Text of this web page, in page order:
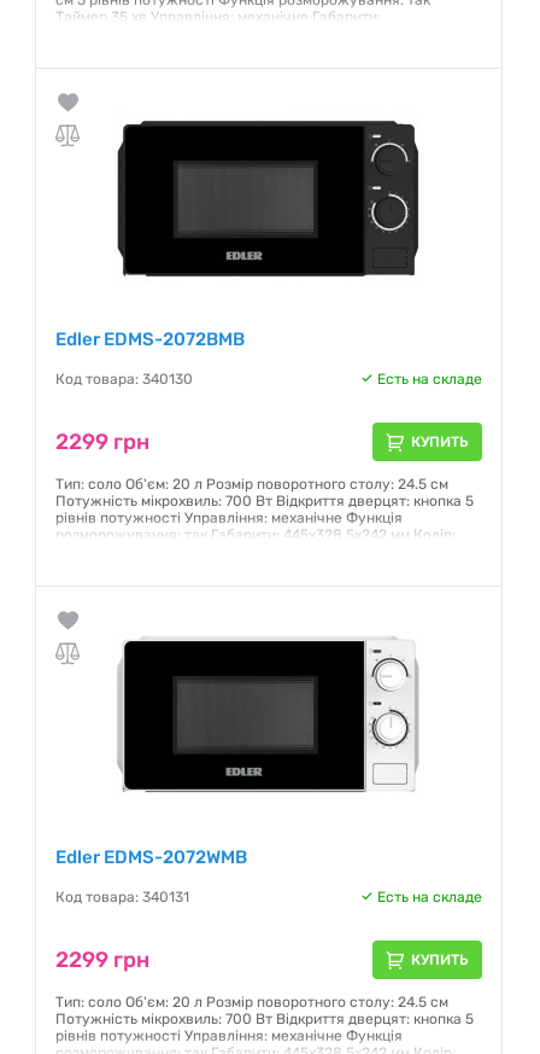
Таймер 35 хв Управління: механічне Габарити:
Гарантия:12 месяцев
Edler EDMS-2072BMB
Код товара: 340130 Есть на складе
2299 грн КУПИТЬ
Тип: соло Об'єм: 20 л Розмір поворотного столу: 24.5 см
Потужність мікрохвиль: 700 Вт Відкриття дверцят: кнопка 5
рівнів потужності Управління: механічне Функція
розморожування: так Габарити: 445х328.5х242 мм Колір:
Гарантия:12 месяцев
Edler EDMS-2072WMB
Код товара: 340131 Есть на складе
2299 грн КУПИТЬ
Тип: соло Об'єм: 20 л Розмір поворотного столу: 24.5 см
Потужність мікрохвиль: 700 Вт Відкриття дверцят: кнопка 5
рівнів потужності Управління: механічне Функція